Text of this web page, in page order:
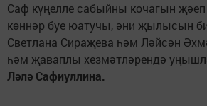
Саф күңелле сабыйны кочагын
көннәр буе юатучы, әни җылысын
Светлана Сираҗева һәм Ләйсән
һәм җаваплы хезмәтләрендә
Ләлә Сафиуллина.